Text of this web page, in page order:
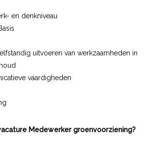
en denkniveau
uitvoeren van werkzaamheden in
vaardigheden
Medewerker groenvoorziening?